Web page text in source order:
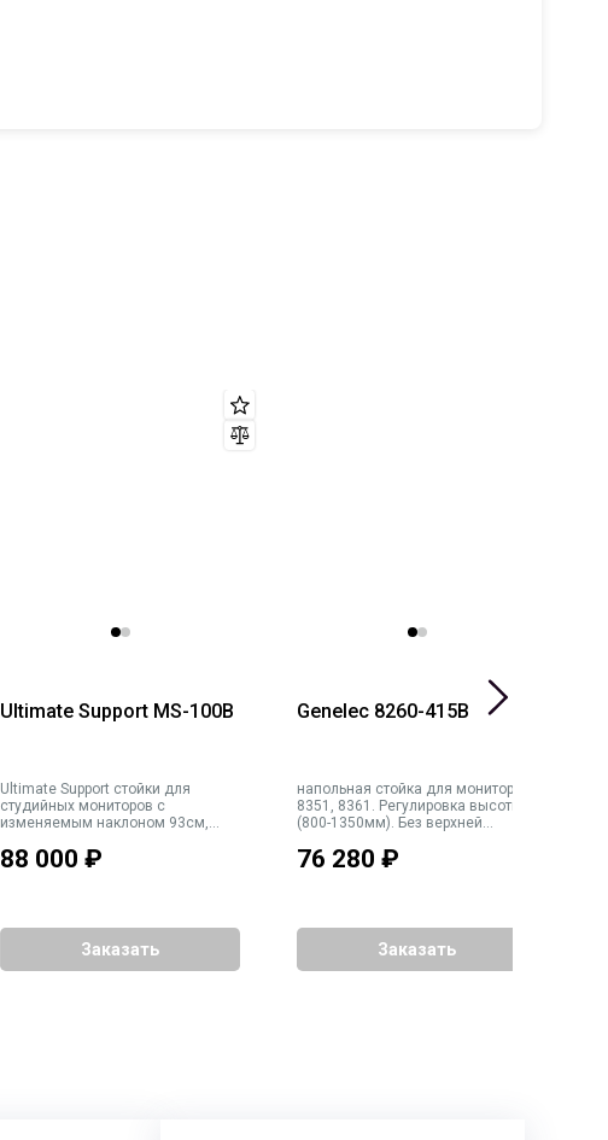
Ultimate Support MS-100B
Ultimate Support стойки для
студийных мониторов с
изменяемым наклоном 93см,
88 000 ₽
Заказать
Genelec 8260-415B
напольная стойка для мониторов
8351, 8361. Регулировка высоты
(800-1350мм). Без верхней
кабелей внутри стойки. Габариты
основания 480x480мм. Вес 19кг
76 280 ₽
Заказать